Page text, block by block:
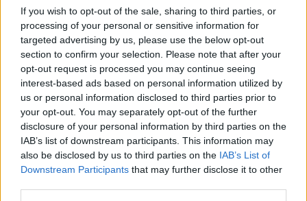
If you wish to opt-out of the sale, sharing to third parties, or
processing of your personal or sensitive information for
targeted advertising by us, please use the below opt-out
section to confirm your selection. Please note that after your
opt-out request is processed you may continue seeing
interest-based ads based on personal information utilized by
us or personal information disclosed to third parties prior to
your opt-out. You may separately opt-out of the further
disclosure of your personal information by third parties on the
IAB’s list of downstream participants. This information may
also be disclosed by us to third parties on the IAB’s List of
Downstream Participants that may further disclose it to other
egyébként meglepően ritkaságszámba menő
kéttagú élőzenés formációk közül. Ilyenformán
színpadra áll az igen friss névnek számító, ám a
szakértők szerint annál érettebb, gitárt és karcos
szintiket egyaránt előtérbe helyező, atléta-pop Fat
Phoenix, akik csekély számú koncerttel is jelentős
tábort építettek maguk köré hangzás terén is
maximalista, dinamikus produkciójukkal. A
koncepciót teljesen más irányból közelítő Lo-Fi
Stereo puritán, de változatos, sőt zaklatott
rockzenével foglal állást a minél magasabb
hangerőszint mellett, valahol a QOTSA, a White
Stripes, néhol a Muse hatásaitól vezérelve. Az est